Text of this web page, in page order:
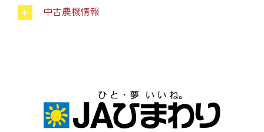
ガソリンスタンド
中古農機情報